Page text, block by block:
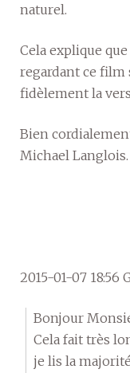
naturel.
Cela explique
regardant ce film
fidèlement la
Bien
Michael Langlois.
2015-01-07 18:56
Bonjour
Cela fait très
je lis la majorité